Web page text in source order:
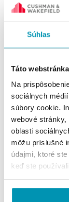
Súhlas
Táto
Na
sociálnych
súbory cookie.
webové
oblasti
môžu príslušné
údajmi, ktoré
keď ste
BC LUXE
Bárdošova 2/A,
19 - 240 m2